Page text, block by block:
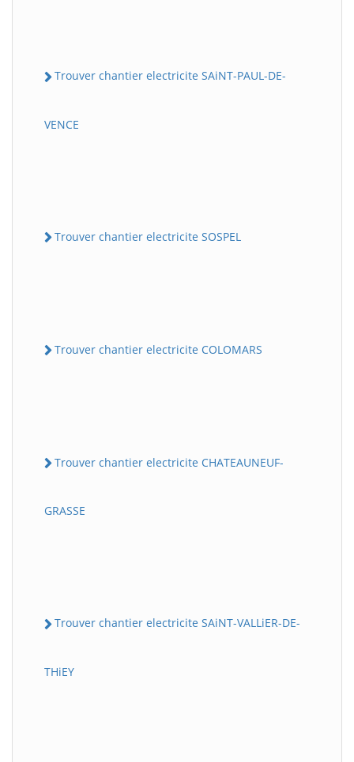
Trouver chantier electricite SAiNT-PAUL-DE-
VENCE
Trouver chantier electricite SOSPEL
Trouver chantier electricite COLOMARS
Trouver chantier electricite CHATEAUNEUF-
GRASSE
Trouver chantier electricite SAiNT-VALLiER-DE-
THiEY